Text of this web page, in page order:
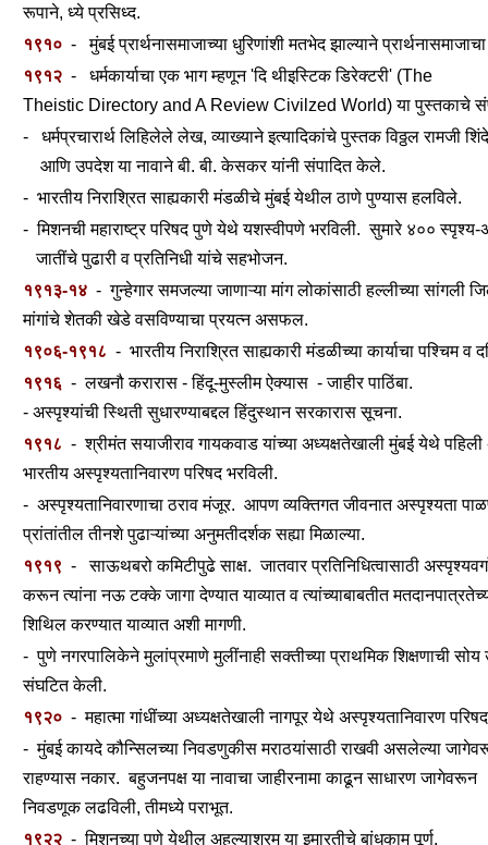
रूपाने, ध्ये प्रसिध्द.
१९१० - मुंबई प्रार्थनासमाजाच्या धुरिणांशी मतभेद झाल्याने
१९१२ - धर्मकार्याचा एक भाग म्हणून 'दि थीइस्टिक डिरेक्टरी' (The
Theistic Directory and A Review Civilzed World)या पुस्तकाचे
- धर्मप्रचारार्थ लिहिलेले लेख, व्याख्याने इत्यादिकांचे पुस्तक विठ्ठल रामजी
आणि उपदेश या नावाने बी. बी. केसकर यांनी संपादित केले.
- भारतीय निराश्रित साह्यकारी मंडळीचे मुंबई येथील ठाणे पुण्यास हलविले.
- मिशनची महाराष्ट्र परिषद पुणे येथे यशस्वीपणे भरविली. सुमारे ४०० स्पृश्य-
जातींचे पुढारी व प्रतिनिधी यांचे सहभोजन.
१९१३-१४ - गुन्हेगार समजल्या जाणाऱ्या मांग लोकांसाठी हल्लीच्या सांगली
मांगांचे शेतकी खेडे वसविण्याचा प्रयत्न असफल.
१९०६-१९१८ - भारतीय निराश्रित साह्यकारी मंडळीच्या कार्याचा पश्चिम व
१९१६ - लखनौ करारास - हिंदू-मुस्लीम ऐक्यास - जाहीर पाठिंबा.
- अस्पृश्यांची स्थिती सुधारण्याबद्दल हिंदुस्थान सरकारास सूचना.
१९१८ - श्रीमंत सयाजीराव गायकवाड यांच्या अध्यक्षतेखाली मुंबई येथे
भारतीय अस्पृश्यतानिवारण परिषद भरविली.
- अस्पृश्यतानिवारणाचा ठराव मंजूर. आपण व्यक्तिगत जीवनात अस्पृश्यता
प्रांतांतील तीनशे पुढाऱ्यांच्या अनुमतीदर्शक सह्या मिळाल्या.
१९१९ - साऊथबरो कमिटीपुढे साक्ष. जातवार प्रतिनिधित्वासाठी
करून त्यांना नऊ टक्के जागा देण्यात याव्यात व त्यांच्याबाबतीत
शिथिल करण्यात याव्यात अशी मागणी.
- पुणे नगरपालिकेने मुलांप्रमाणे मुलींनाही सक्तीच्या प्राथमिक शिक्षणाची
संघटित केली.
१९२० - महात्मा गांधींच्या अध्यक्षतेखाली नागपूर येथे अस्पृश्यतानिवारण
- मुंबई कायदे कौन्सिलच्या निवडणुकीस मराठयांसाठी राखवी असलेल्या
राहण्यास नकार. बहुजनपक्ष या नावाचा जाहीरनामा काढून साधारण जागेवरून
निवडणूक लढविली, तीमध्ये पराभूत.
१९२२ - मिशनच्या पुणे येथील अहल्याश्रम या इमारतीचे बांधकाम पूर्ण.